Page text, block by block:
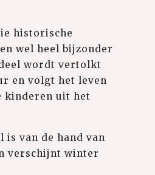
historische
wel heel bijzonder
wordt vertolkt
en volgt het leven
kinderen uit het
is van de hand van
verschijnt winter